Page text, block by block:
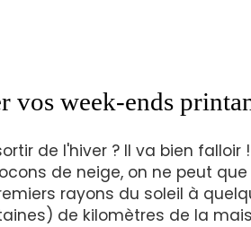
vos week-ends
de l'hiver ? Il va bien falloir !
de neige, on ne peut que
rayons du soleil à
de kilomètres de la